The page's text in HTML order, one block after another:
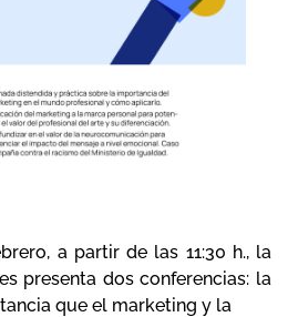
a partir de las 11:30 h., la
presenta dos conferencias: la
que el marketing y la